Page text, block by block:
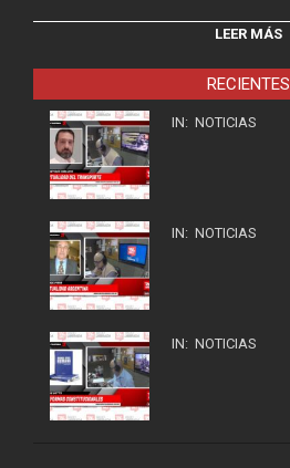
LEER MÁS
RECIENTES
IN: NOTICIAS
IN: NOTICIAS
IN: NOTICIAS